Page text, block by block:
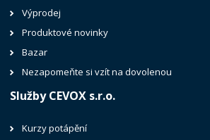
Výprodej
Produktové novinky
Bazar
Nezapomeňte si vzít na dovolenou
Služby CEVOX s.r.o.
Kurzy potápění